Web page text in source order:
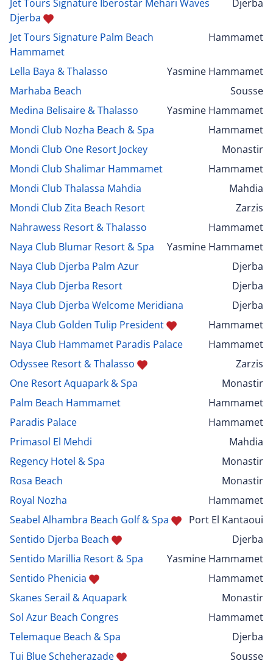
Jet Tours Signature Iberostar Mehari Waves
Djerba
Djerba
Jet Tours Signature Palm Beach
Hammamet
Hammamet
Lella Baya & Thalasso
Yasmine Hammamet
Marhaba Beach
Sousse
Medina Belisaire & Thalasso
Yasmine Hammamet
Mondi Club Nozha Beach & Spa
Hammamet
Mondi Club One Resort Jockey
Monastir
Mondi Club Shalimar Hammamet
Hammamet
Mondi Club Thalassa Mahdia
Mahdia
Mondi Club Zita Beach Resort
Zarzis
Nahrawess Resort & Thalasso
Hammamet
Naya Club Blumar Resort & Spa
Yasmine Hammamet
Naya Club Djerba Palm Azur
Djerba
Naya Club Djerba Resort
Djerba
Naya Club Djerba Welcome Meridiana
Djerba
Naya Club Golden Tulip President
Hammamet
Naya Club Hammamet Paradis Palace
Hammamet
Odyssee Resort & Thalasso
Zarzis
One Resort Aquapark & Spa
Monastir
Palm Beach Hammamet
Hammamet
Paradis Palace
Hammamet
Primasol El Mehdi
Mahdia
Regency Hotel & Spa
Monastir
Rosa Beach
Monastir
Royal Nozha
Hammamet
Seabel Alhambra Beach Golf & Spa
Port El Kantaoui
Sentido Djerba Beach
Djerba
Sentido Marillia Resort & Spa
Yasmine Hammamet
Sentido Phenicia
Hammamet
Skanes Serail & Aquapark
Monastir
Sol Azur Beach Congres
Hammamet
Telemaque Beach & Spa
Djerba
Tui Blue Scheherazade
Sousse